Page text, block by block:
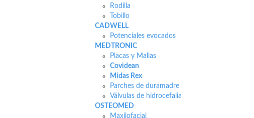
Rodilla
Tobillo
CADWELL
Potenciales evocados
MEDTRONIC
Placas y Mallas
Covidean
Midas Rex
Parches de duramadre
Válvulas de hidrocefalia
OSTEOMED
Maxilofacial